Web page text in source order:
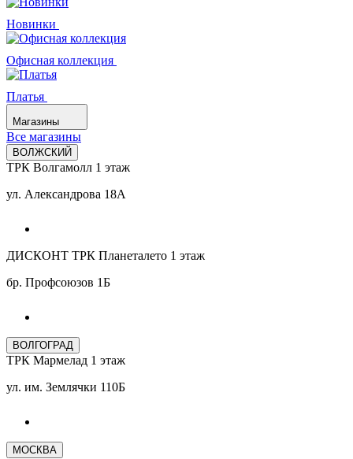
Новинки
Офисная коллекция
Платья
Магазины
Все магазины
ВОЛЖСКИЙ
ТРК Волгамолл 1 этаж
ул. Александрова 18А
ДИСКОНТ ТРК Планеталето 1 этаж
бр. Профсоюзов 1Б
ВОЛГОГРАД
ТРК Мармелад 1 этаж
ул. им. Землячки 110Б
МОСКВА